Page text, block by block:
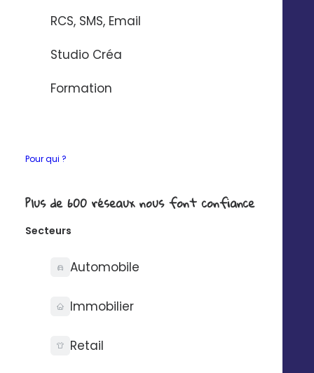
RCS, SMS, Email
Studio Créa
Formation
Pour qui ?
Plus de 600 réseaux nous font confiance
Secteurs
Automobile
Immobilier
Retail
Aidez vos établissements à
publicités